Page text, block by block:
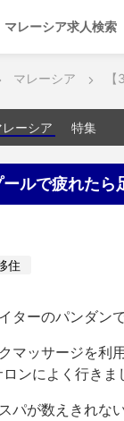
マレーシア求人検索
マレーシア
レーシア 特集
ルで疲れたら
住
ターのパンダンで
マッサージを利
ンによく行きま
パが数えきれ